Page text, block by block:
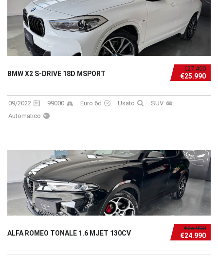
€27.490
€25.990
BMW X2 S-DRIVE 18D MSPORT
09/2022 99000 Euro 6d Usato
SUV
Automatico
€25.990
€24.990
ALFA ROMEO TONALE 1.6 MJET 130CV